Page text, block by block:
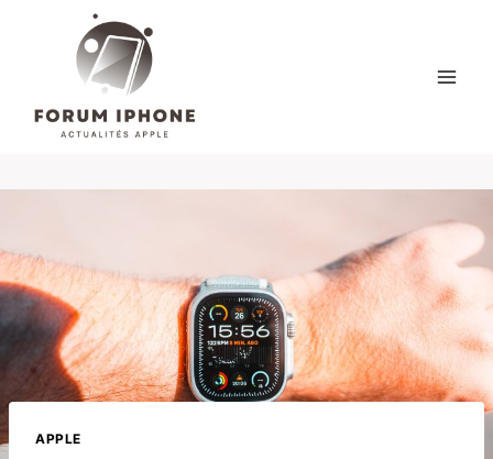
APPLE